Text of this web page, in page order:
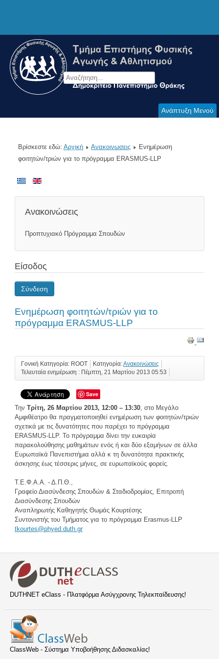
Ανάπτυξη Μενού
Βρίσκεστε εδώ: Αρχική Ανακοινωσεις
Ενημέρωση
φοιτητών/τριών για το πρόγραμμα ERASMUS-LLP
Ανακοινώσεις
Προπτυχιακό Πρόγραμμα Σπουδών
Είσοδος
Σύνδεση
Ενημέρωση φοιτητών/τριών για το
πρόγραμμα ERASMUS-LLP
Γονική Κατηγορία: ROOT Κατηγορία:Ανακοινώσεις
Τελευταία ενημέρωση : Πέμπτη, 21 Μαρτίου 2013 05:53
Save
Την Τρίτη, 26 Μαρτίου 2013, 12:00 – 13:30 , στο Μεγάλο
Αμφιθέατρο θα πραγματοποιηθεί ενημέρωση των φοιτητών/τριών
σχετικά με τις δυνατότητες που παρέχει το πρόγραμμα
ERASMUS-LLP. Το πρόγραμμα δίνει την ευκαιρία
παρακολούθησης μαθημάτων ενός ή και δύο εξαμήνων σε άλλα
Ευρωπαϊκά Πανεπιστήμια αλλά κ τη δυνατότητα πρακτικής
άσκησης έως τέσσερις μήνες, σε ευρωπαϊκούς φορείς.
Τ.Ε.Φ.Α.Α. - Δ.Π.Θ.,
Γραφείο Διασύνδεσης Σπουδών & Σταδιοδρομίας, Επιτροπή
Διασύνδεσης Σπουδών
Αναπληρωτής Καθηγητής Θωμάς Κουρτέσης
Συντονιστής του Τμήματος για το πρόγραμμα Erasmus-LLP
tkourtes@phyed.duth.gr
DUTHNET eClass - Πλατφόρμα Ασύγχρονης Τηλεκπαίδευσης!
ClassWeb - Σύστημα Υποβοήθησης Διδασκαλίας!